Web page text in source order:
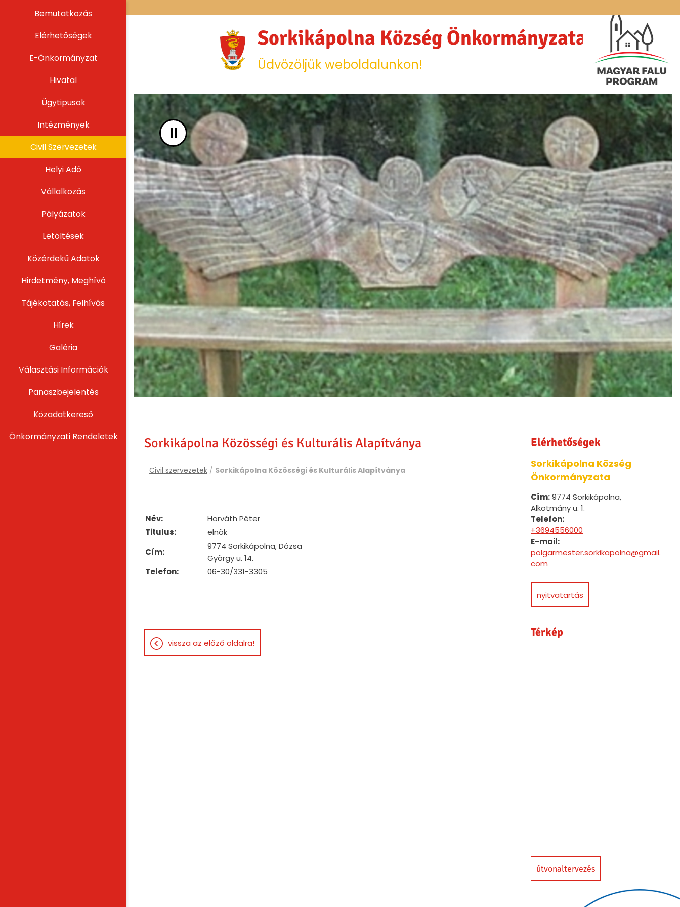
Bemutatkozás
Elérhetőségek
E-Önkormányzat
Hivatal
Ügytipusok
Intézmények
Civil Szervezetek
Helyi Adó
Vállalkozás
Pályázatok
Letöltések
Közérdekű Adatok
Hirdetmény, Meghívó
Tájékotatás, Felhívás
Hírek
Galéria
Választási Információk
Panaszbejelentés
Közadatkereső
Önkormányzati Rendeletek
Sorkikápolna Község Önkormányzata
Üdvözöljük weboldalunkon!
II
Elérhetőségek
Sorkikápolna Község
Önkormányzata
Cím:9774 Sorkikápolna,
Alkotmány u. 1.
Telefon:
+3694556000
E-mail:
polgarmester.sorkikapolna@gmail.
com
nyitvatartás
Térkép
útvonaltervezés
Sorkikápolna Közösségi és Kulturális Alapítványa
Civil szervezetek / Sorkikápolna Közösségi és Kulturális Alapítványa
Név:
Horváth Péter
Titulus:
elnök
Cím:
9774 Sorkikápolna, Dózsa
György u. 14.
Telefon:
06-30/331-3305
vissza az előző oldalra!